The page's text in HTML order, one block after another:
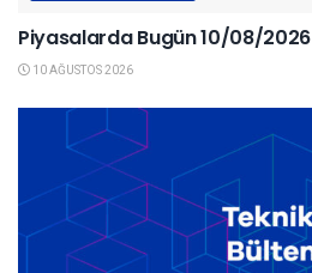
Piyasalarda Bugün 10/08/2026
10 AĞUSTOS 2026